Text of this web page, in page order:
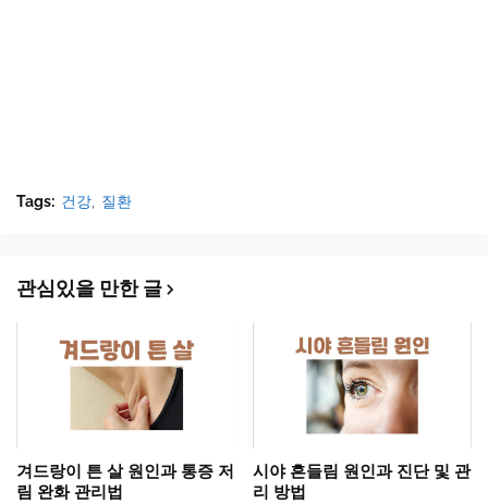
Tags: 건강 질환
관심있을 만한 글
겨드랑이 튼 살 원인과 통증 저
림 완화 관리법
시야 흔들림 원인과 진단 및 관
리 방법